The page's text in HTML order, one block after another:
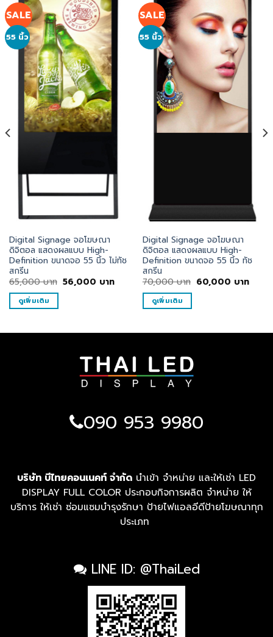
SALE
55 นิ้ว
Digital Signage จอโฆษณา
ดิจิตอล แสดงผลแบบ High-
Definition ขนาดจอ 55 นิ้ว ไม่ทัช
สกรีน
65,000บาท Original
price
56,000 บาทCurrent
56,000
ดูเพิ่มเติม
SALE
55 นิ้ว
Digital Signage จอโฆษณา
ดิจิตอล แสดงผลแบบ High-
Definition ขนาดจอ 55 นิ้ว ทัช
สกรีน
70,000บาท Original
price
60,000 บาท
ดูเพิ่มเติม
090 953 9980
บริษัท บีไทยคอนเนคท์ จำกัด นำเข้า จำหน่าย และให้เช่า LED
DISPLAY FULL COLOR ประกอบกิจการผลิต จำหน่าย ให้
บริการ ให้เช่า ซ่อมแซมบำรุงรักษา ป้ายไฟแอลอีดีป้ายโฆษณาทุก
ประเภท
LINE ID: @ThaiLed